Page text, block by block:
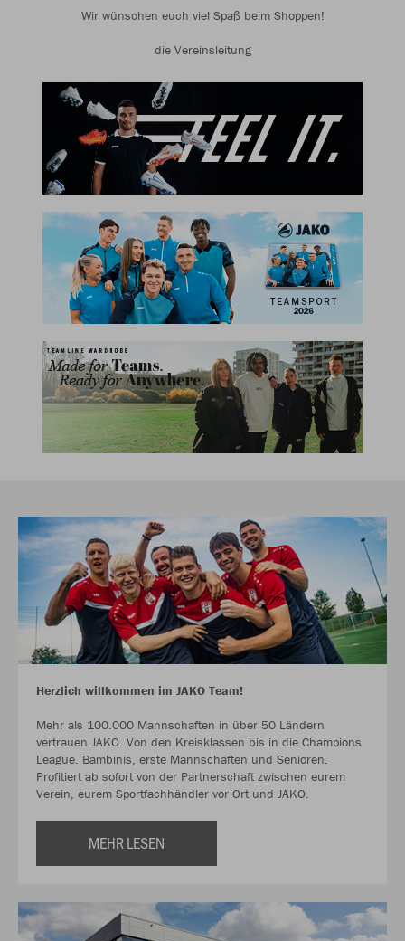
Wir wünschen euch viel Spaß beim Shoppen!
die Vereinsleitung
Herzlich willkommen im JAKO Team!
Mehr als 100.000 Mannschaften in über 50 Ländern
vertrauen JAKO. Von den Kreisklassen bis in die Champions
League. Bambinis, erste Mannschaften und Senioren.
Profitiert ab sofort von der Partnerschaft zwischen eurem
Verein, eurem Sportfachhändler vor Ort und JAKO.
MEHR LESEN